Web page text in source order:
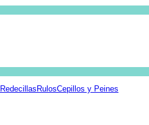
Redecillas RulosCepillos y Peines